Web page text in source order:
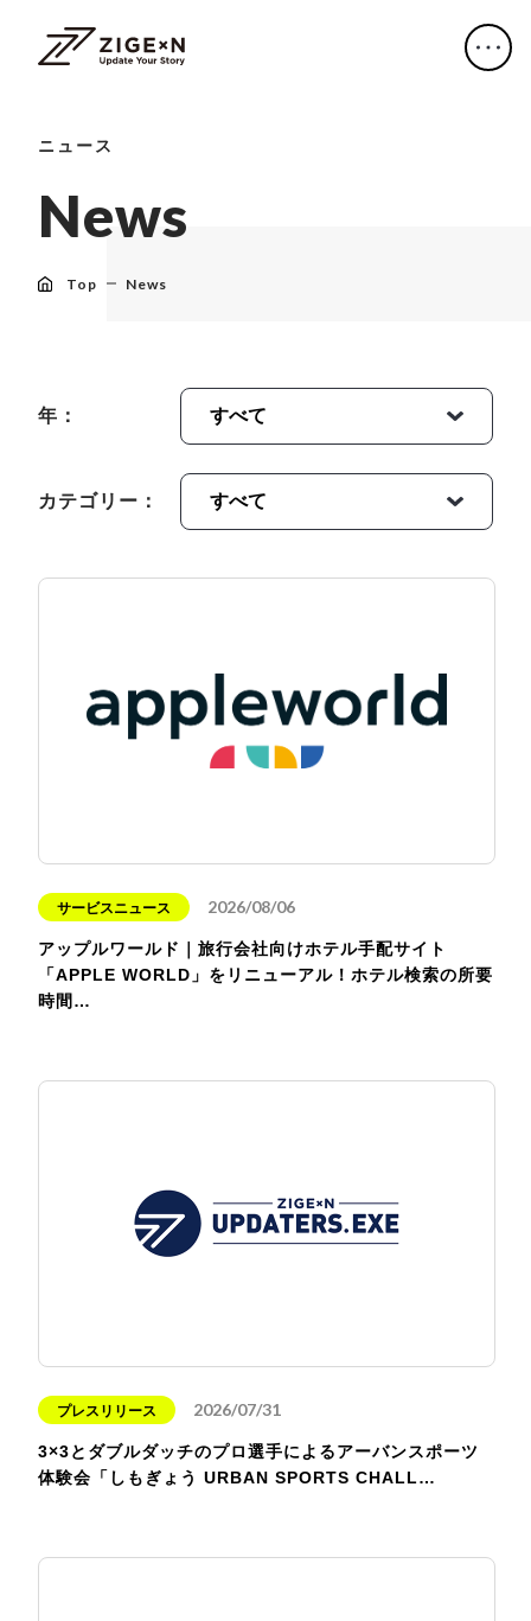
ニュース
News
Top News
年：
カテゴリー：
サービスニュース 2026/08/06
アップルワールド｜旅行会社向けホテル手配サイト
「APPLE WORLD」をリニューアル！ホテル検索の所要
時間…
プレスリリース 2026/07/31
3×3とダブルダッチのプロ選手によるアーバンスポーツ
体験会「しもぎょう URBAN SPORTS CHALL…